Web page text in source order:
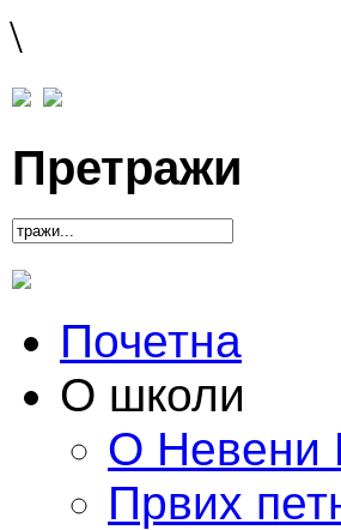
\
Претражи
Почетна
О школи
О Невени
Првих